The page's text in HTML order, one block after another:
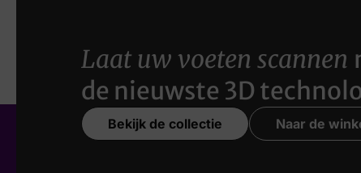
Laat uw voeten scannen
de nieuwste 3D
Bekijk de collectie Naar de